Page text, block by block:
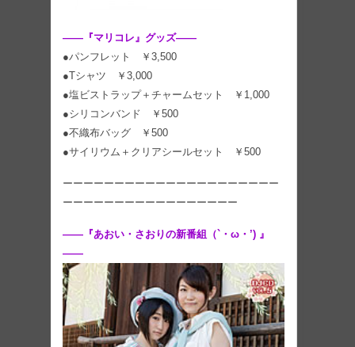
――『マリコレ』グッズ――
●パンフレット ￥3,500
●Tシャツ ￥3,000
●塩ビストラップ＋チャームセット ￥1,000
●シリコンバンド ￥500
●不織布バッグ ￥500
●サイリウム＋クリアシールセット ￥500
ーーーーーーーーーーーーーーーーーーーーー
ーーーーーーーーーーーーーーーーー
――『あおい・さおりの新番組（`・ω・’) 』
――